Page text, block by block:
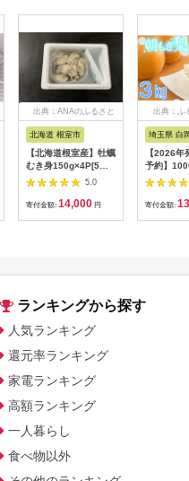
出典：ANAのふるさと
北海道 根室市
【北海道根室産】牡蠣
むき身150g×4P[5月
下旬以降発送] A-
5.0
寄付金額: 14,000 円
出典：ふ
埼玉県 白
【2026年
予約】
史！！ ア
ムの「朝
水・豊水
寄付金額:
ランキングから探す
人気ランキング
還元率ランキング
家電ランキング
高額ランキング
一人暮らし
食べ物以外